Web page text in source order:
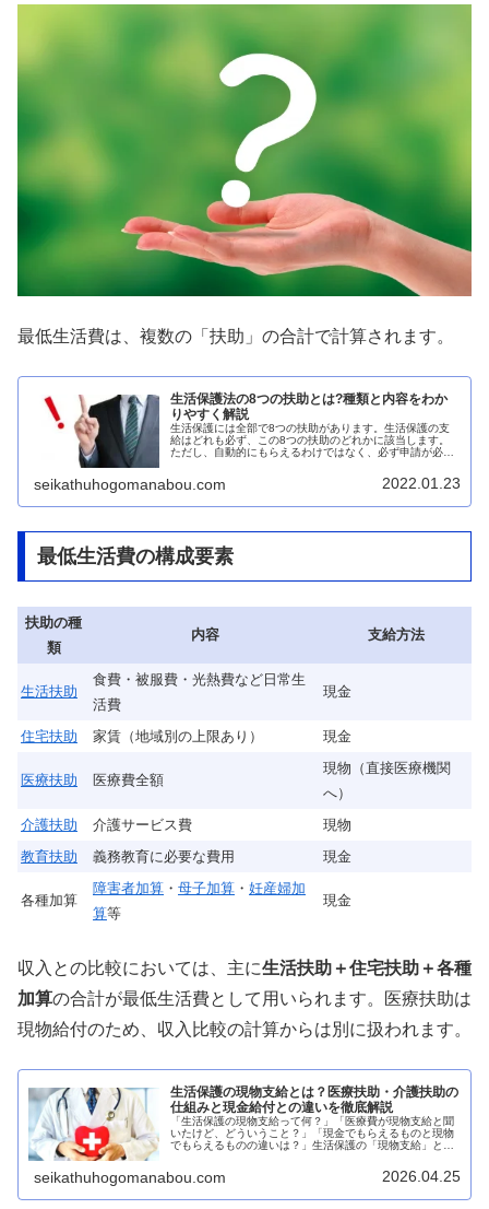
最低生活費は、複数の「扶助」の合計で計算されます。
生活保護法の8つの扶助とは?種類と内容をわか
りやすく解説
生活保護には全部で8つの扶助があります。生活保護の支
給はどれも必ず、この8つの扶助のどれかに該当します。
ただし、自動的にもらえるわけではなく、必ず申請が必要
金額等についてわかりやすく解説しています。
seikathuhogomanabou.com 2022.01.23
最低生活費の構成要素
扶助の種
類
内容 支給方法
生活扶助
食費・被服費・光熱費など日常生
活費
現金
住宅扶助 家賃（地域別の上限あり） 現金
医療扶助 医療費全額
現物（直接医療機関
へ）
介護扶助
介護サービス費
現物
教育扶助
義務教育に必要な費用 現金
各種加算
障害者加算 ・ 母子加算 ・ 妊産婦加
算等
現金
収入との比較においては、主に生活扶助＋住宅扶助＋各種
加算の合計が最低生活費として用いられます。医療扶助は
現物給付のため、収入比較の計算からは別に扱われます。
生活保護の現物支給とは？医療扶助・介護扶助の
仕組みと現金給付との違いを徹底解説
「生活保護の現物支給って何？」「医療費が現物支給と聞
いたけど、どういうこと？」「現金でもらえるものと現物
でもらえるものの違いは？」生活保護の「現物支給」とい
seikathuhogomanabou.com 2026.04.25